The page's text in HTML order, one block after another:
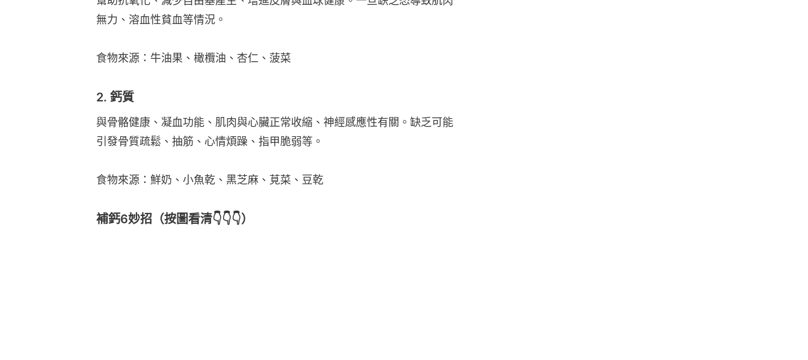
無力、溶血性貧血等情況。
食物來源：牛油果、橄欖油、杏仁、菠菜
2. 鈣質
與骨骼健康、凝血功能、肌肉與心臟正常收縮、神經感應性有關。缺乏可能
引發骨質疏鬆、抽筋、心情煩躁、指甲脆弱等。
食物來源：鮮奶、小魚乾、黑芝麻、莧菜、豆乾
補鈣6妙招（按圖看清👇👇👇）